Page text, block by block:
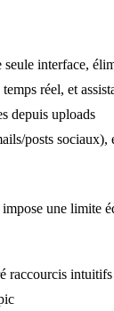
interface,
réel, et
depuis uploads
posts sociaux),
une limite
raccourcis intuitifs